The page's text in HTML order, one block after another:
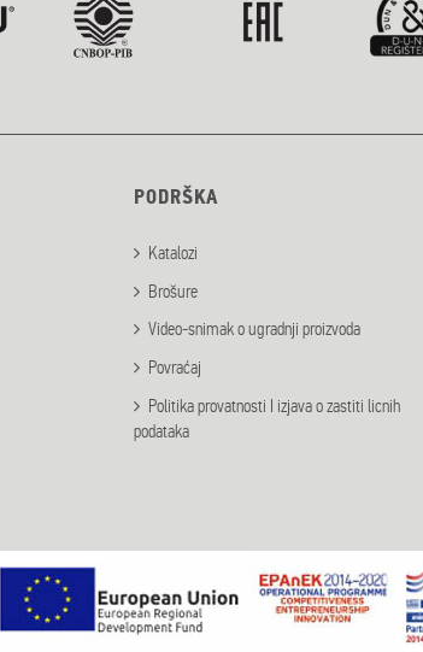
PODRŠKA
Katalozi
Brošure
Video-snimak o ugradnji proizvoda
Povraćaj
Politika provatnosti I izjava o zastiti licnih
podataka